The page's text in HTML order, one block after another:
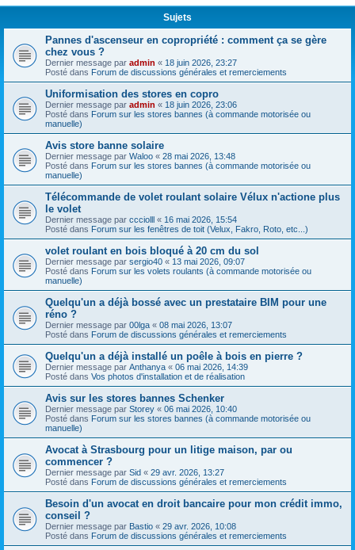
Sujets
Pannes d'ascenseur en copropriété : comment ça se gère
chez vous ?
Dernier message par admin « 18 juin 2026, 23:27
Posté dans Forum de discussions générales et remerciements
Uniformisation des stores en copro
Dernier message par admin « 18 juin 2026, 23:06
Posté dans Forum sur les stores bannes (à commande motorisée ou
manuelle)
Avis store banne solaire
Dernier message par Waloo « 28 mai 2026, 13:48
Posté dans Forum sur les stores bannes (à commande motorisée ou
manuelle)
Télécommande de volet roulant solaire Vélux n'actione plus
le volet
Dernier message par ccciolll « 16 mai 2026, 15:54
Posté dans Forum sur les fenêtres de toit (Velux, Fakro, Roto, etc...)
volet roulant en bois bloqué à 20 cm du sol
Dernier message par sergio40 « 13 mai 2026, 09:07
Posté dans Forum sur les volets roulants (à commande motorisée ou
manuelle)
Quelqu'un a déjà bossé avec un prestataire BIM pour une
réno ?
Dernier message par 00lga « 08 mai 2026, 13:07
Posté dans Forum de discussions générales et remerciements
Quelqu'un a déjà installé un poêle à bois en pierre ?
Dernier message par Anthanya « 06 mai 2026, 14:39
Posté dans Vos photos d'installation et de réalisation
Avis sur les stores bannes Schenker
Dernier message par Storey « 06 mai 2026, 10:40
Posté dans Forum sur les stores bannes (à commande motorisée ou
manuelle)
Avocat à Strasbourg pour un litige maison, par ou
commencer ?
Dernier message par Sid « 29 avr. 2026, 13:27
Posté dans Forum de discussions générales et remerciements
Besoin d'un avocat en droit bancaire pour mon crédit immo,
conseil ?
Dernier message par Bastio « 29 avr. 2026, 10:08
Posté dans Forum de discussions générales et remerciements